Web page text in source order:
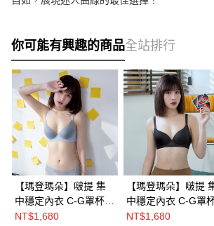
你可能有興趣的商品全站排行
【瑪登瑪朵】啵提 集
中穩定內衣 C-G罩杯
(冰河藍)
NT$1,680
【瑪登瑪朵】啵提
中穩定內衣 C-G罩
(月影灰)
NT$1,680